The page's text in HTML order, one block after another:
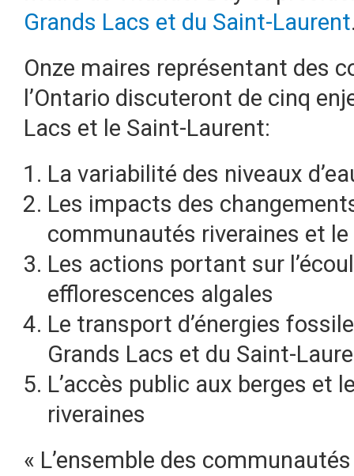
Grands Lacs et du Saint-Laurent
Onze maires représentant des
l’Ontario discuteront de cinq
Lacs et le Saint-Laurent:
La variabilité des niveaux
Les impacts des
communautés riveraines et le
Les actions portant sur
efflorescences algales
Le transport d’énergies
Grands Lacs et du Saint-
L’accès public aux berges et
riveraines
« L’ensemble des